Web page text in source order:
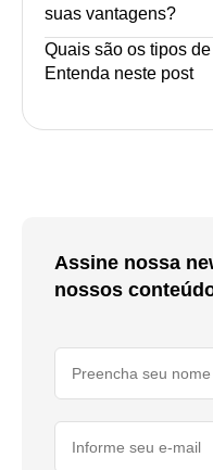
suas vantagens?
Quais são os tipos
Entenda neste post
Assine nossa
nossos